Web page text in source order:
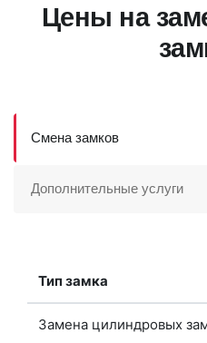
Цены на
Смена замков
Дополнительные услуги
Тип замка
Замена цилиндровых